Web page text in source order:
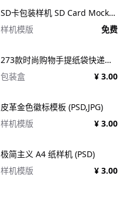
SD卡包装样机 SD Card Mockup
样机模版
免费
273款时尚购物手提纸袋快递气泡塑料袋纸箱设计贴图PSD样机 Printhouse Mockups Bundle v.1
包装盒
¥ 3.00
皮革金色徽标模板 (PSD,JPG)
样机模版
¥ 3.00
极简主义 A4 纸样机 (PSD)
样机模版
¥ 3.00